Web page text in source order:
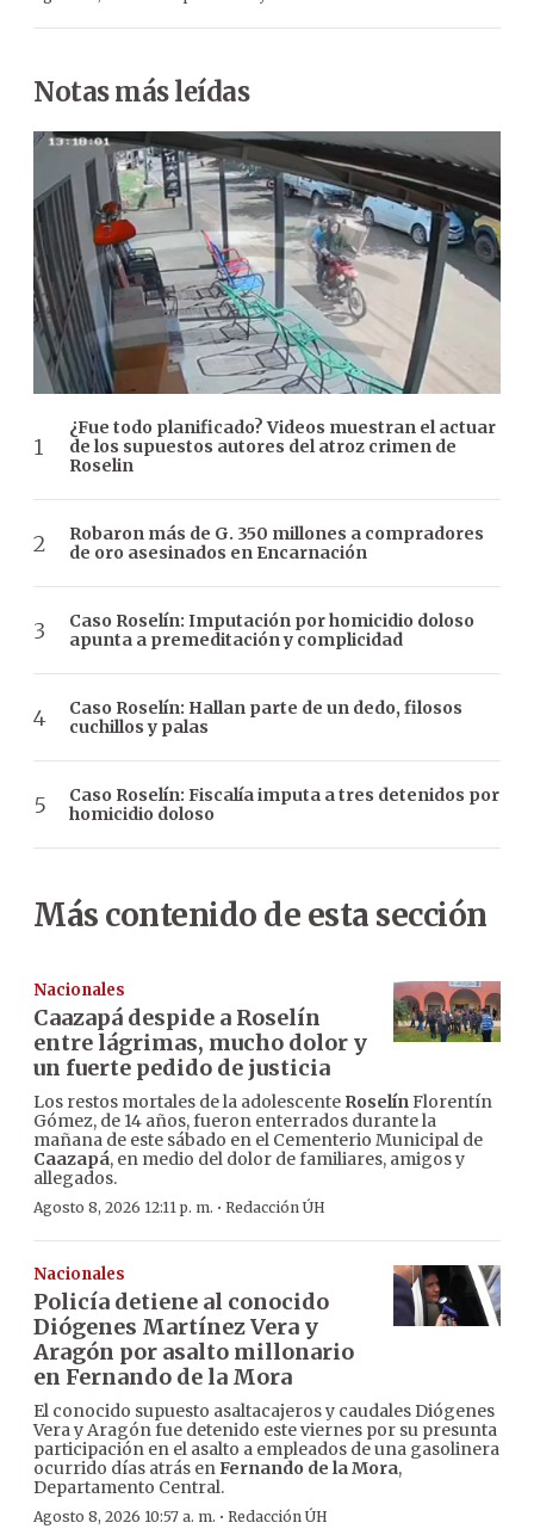
Notas más leídas
¿Fue todo planificado? Videos muestran el actuar
de los supuestos autores del atroz crimen de
Roselin
Robaron más de G. 350 millones a compradores
de oro asesinados en Encarnación
Caso Roselín: Imputación por homicidio doloso
apunta a premeditación y complicidad
Caso Roselín: Hallan parte de un dedo, filosos
cuchillos y palas
Caso Roselín: Fiscalía imputa a tres detenidos por
homicidio doloso
Más contenido de esta sección
Nacionales
Caazapá despide a Roselín
entre lágrimas, mucho dolor y
un fuerte pedido de justicia
Los restos mortales de la adolescente RoselínFlorentín
Gómez, de 14 años, fueron enterrados durante la
mañana de este sábado en el Cementerio Municipal de
Caazapá, en medio del dolor de familiares, amigos y
allegados.
Agosto 8, 2026 12:11 p. m. · Redacción ÚH
Nacionales
Policía detiene al conocido
Diógenes Martínez Vera y
Aragón por asalto millonario
en Fernando de la Mora
El conocido supuesto asaltacajeros y caudales Diógenes
Vera y Aragón fue detenido este viernes por su presunta
participación en el asalto a empleados de una gasolinera
ocurrido días atrás enFernando de la Mora,
Departamento Central.
Agosto 8, 2026 10:57 a. m. · Redacción ÚH